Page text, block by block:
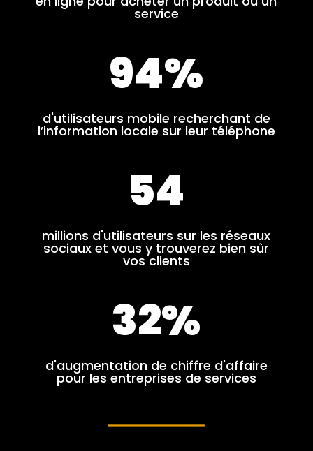
service
94%
d'utilisateurs mobile recherchant de
l’information locale sur leur téléphone
54
millions d'utilisateurs sur les réseaux
sociaux et vous y trouverez bien sûr
vos clients
32%
d'augmentation de chiffre d'affaire
pour les entreprises de services